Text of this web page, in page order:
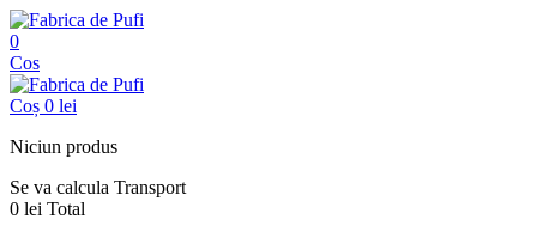
0
Cos
Coș 0 lei
Niciun produs
Se va calcula Transport
0 lei Total